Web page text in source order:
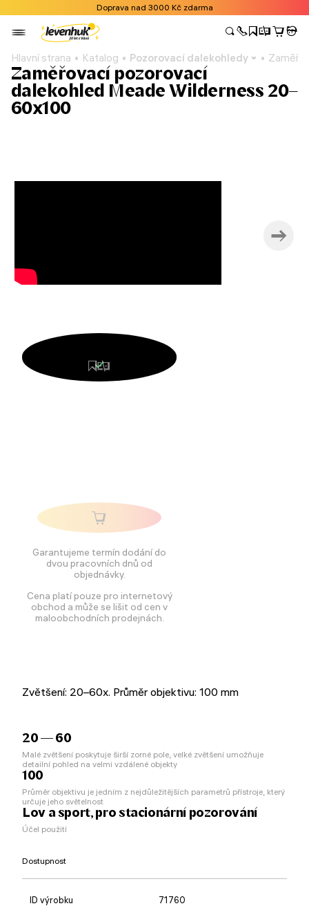
Doprava nad 3000 Kč zdarma
Hlavní strana Katalog Pozorovací dalekohledy
Zaměřovací pozorovací
dalekohled Meade Wilderness 20–
60x100
Garantujeme termín dodání do
dvou pracovních dnů od
objednávky.
Cena platí pouze pro internetový
obchod a může se lišit od cen v
maloobchodních prodejnách.
Zvětšení: 20–60x. Průměr objektivu: 100 mm
20 — 60
Malé zvětšení poskytuje širší zorné pole, velké zvětšení umožňuje
detailní pohled na velmi vzdálené objekty
100
Průměr objektivu je jedním z nejdůležitějších parametrů přístroje, který
určuje jeho světelnost
Lov a sport, pro stacionární pozorování
Účel použití
Dostupnost
ID výrobku
71760